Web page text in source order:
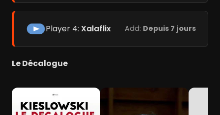
Player 4: Xalaflix Add: Depuis 7 jours
Le Décalogue